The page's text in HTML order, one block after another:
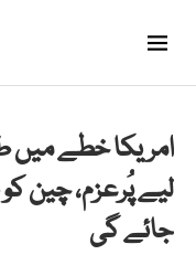
امریکا خطے میں
لیے پُرعزم، چین
جائے گی